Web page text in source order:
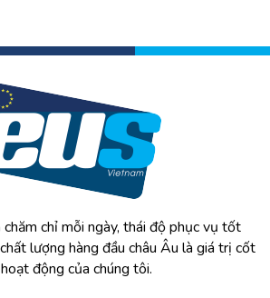
chỉ mỗi ngày, thái độ phục vụ tốt
lượng hàng đầu châu Âu là giá trị cốt
động của chúng tôi.